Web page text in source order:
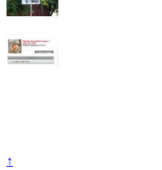
↑